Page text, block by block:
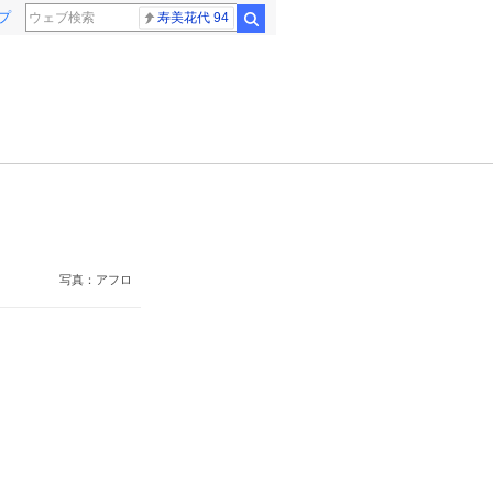
寿美花代 94
写真：アフロ